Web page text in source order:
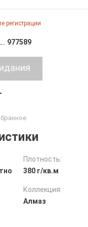
регистрации
977589
Плотность:
380 г/кв.м
Коллекция:
Алмаз